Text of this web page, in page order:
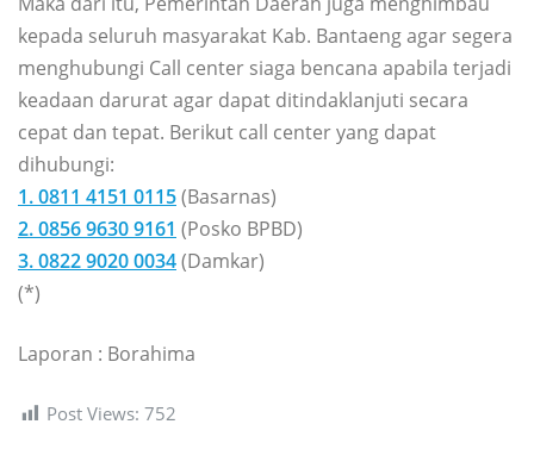
kepada seluruh masyarakat Kab. Bantaeng agar segera
menghubungi Call center siaga bencana apabila terjadi
keadaan darurat agar dapat ditindaklanjuti secara
cepat dan tepat. Berikut call center yang dapat
dihubungi:
1. 0811 4151 0115(Basarnas)
2. 0856 9630 9161 (Posko BPBD)
3. 0822 9020 0034(Damkar)
(*)
Laporan : Borahima
Post Views: 752